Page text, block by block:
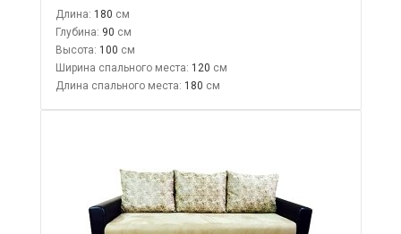
Длина: 180
Глубина: 90
Высота: 100
Ширина спального места: 120
Длина спального места: 180